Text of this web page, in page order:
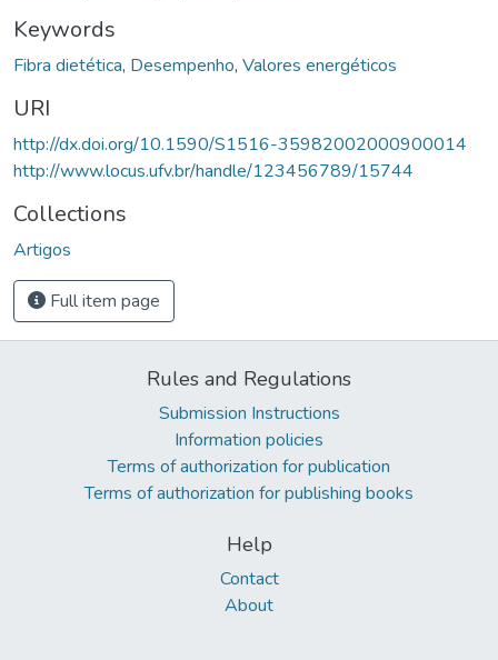
Keywords
Fibra dietética, Desempenho, Valores energéticos
URI
http://dx.doi.org/10.1590/S1516-35982002000900014
http://www.locus.ufv.br/handle/123456789/15744
Collections
Artigos
Full item page
Rules and Regulations
Submission Instructions
Information policies
Terms of authorization for publication
Terms of authorization for publishing books
Help
Contact
About